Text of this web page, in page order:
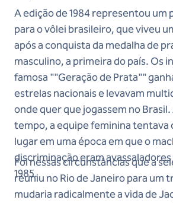
A edição de 1984 representou um
para o vôlei brasileiro, que viveu
após a conquista da medalha de
masculino, a primeira do país. Os
famosa ""Geração de Prata""
estrelas nacionais e levavam
onde quer que jogassem no
tempo, a equipe feminina tentava
lugar em uma época em que o
discriminação eram
1985.
Foi nessas circunstâncias que a
reuniu no Rio de Janeiro para um
mudaria radicalmente a vida de